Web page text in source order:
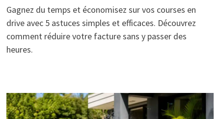
Gagnez du temps et économisez sur vos courses en
drive avec 5 astuces simples et efficaces. Découvrez
comment réduire votre facture sans y passer des
heures.